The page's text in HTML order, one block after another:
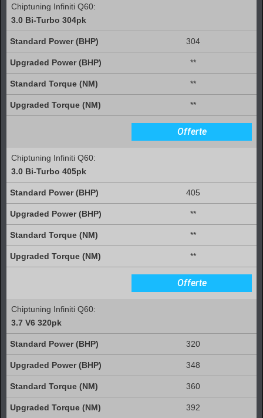
Chiptuning Infiniti Q60:
3.0 Bi-Turbo 304pk
304
**
**
**
Offerte
Chiptuning Infiniti Q60:
3.0 Bi-Turbo 405pk
405
**
**
**
Offerte
Chiptuning Infiniti Q60:
3.7 V6 320pk
320
348
360
392